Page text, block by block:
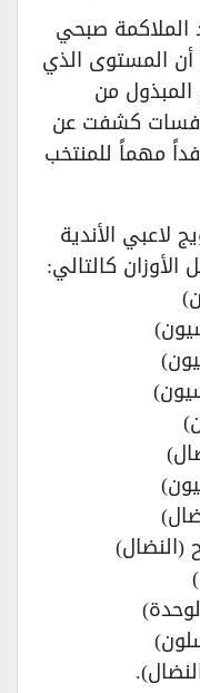
صبحي
أن المستوى الذي
من
كشفت عن
مهماً للمنتخب
لاعبي الأندية
كالتالي: